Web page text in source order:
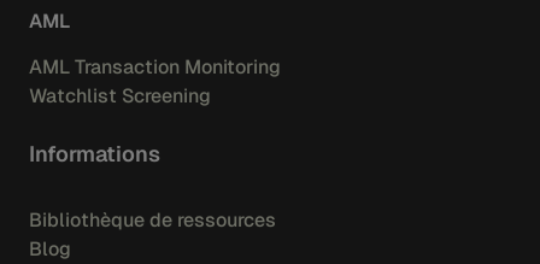
AML
AML Transaction Monitoring
Watchlist Screening
Informations
Bibliothèque de ressources
Blog